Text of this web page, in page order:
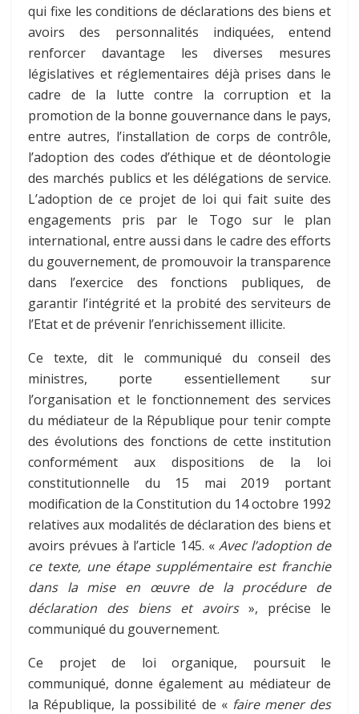
qui fixe les conditions de déclarations des biens et
avoirs des personnalités indiquées, entend
renforcer davantage les diverses mesures
législatives et réglementaires déjà prises dans le
cadre de la lutte contre la corruption et la
promotion de la bonne gouvernance dans le pays,
entre autres, l’installation de corps de contrôle,
l’adoption des codes d’éthique et de déontologie
des marchés publics et les délégations de service.
L’adoption de ce projet de loi qui fait suite des
engagements pris par le Togo sur le plan
international, entre aussi dans le cadre des efforts
du gouvernement, de promouvoir la transparence
dans l’exercice des fonctions publiques, de
garantir l’intégrité et la probité des serviteurs de
l’Etatet de prévenir l’enrichissement illicite.
Ce texte, dit le communiqué du conseil des
ministres, porte essentiellement sur
l’organisation et le fonctionnement des services
du médiateur de la République pour tenir compte
des évolutions des fonctions de cette institution
conformément aux dispositions de la loi
constitutionnelle du 15 mai 2019 portant
modification de la Constitution du 14 octobre 1992
relatives aux modalités de déclaration des biens et
avoirs prévues à l’article 145. « Avec l’adoption de
ce texte, une étape supplémentaire est franchie
dans la mise en œuvre de la procédure de
déclaration des biens et avoirs», précise le
communiqué du gouvernement.
Ce projet de loi organique, poursuit le
communiqué, donne également au médiateur de
la République, la possibilité de « faire mener des